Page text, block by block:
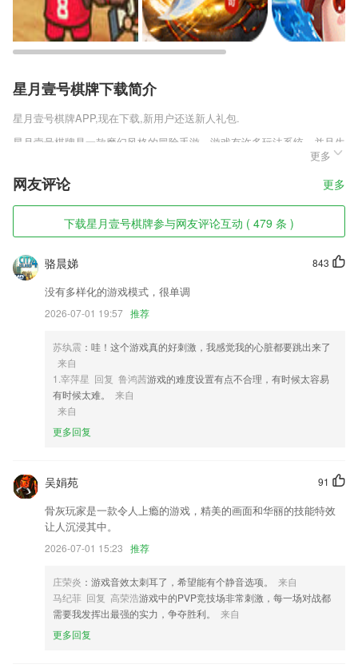
星月壹号棋牌下载简介
星月壹号棋牌APP,现在下载,新用户还送新人礼包.
星月壹号棋牌是一款魔幻风格的冒险手游，游戏有许多玩法系统，并且生
活系统牵连着整个游戏，玩家可以通过生活系统种地收菜，获得许多特殊
的材料，这些材料不仅可以用来制作武器，还可以用来制作房屋、船只和
车辆。车辆方便玩家跑商运货，船只更是有商船和战斗帆船，玩法很丰
富。
星月壹号棋牌软件特色
1,健康咨询：在这里有着最齐全的健康、养生资讯可供了解，包含了育
儿、两性、女性、健身等方面
2,【文件扫描】
3,以便可以随时反复进行学习，支持用户在线收藏重点单词。
4,【有趣有乐，更能坚持】
5,支持系统相册文字识别，无需打开APP即可快速完成识别;
6,多彩主题
星月壹号棋牌软件优势
2.有专业团队维护，全程追踪服务。
3.数学：涵盖四则混合运算、分数运算、竖式和脱式计算、已知结果求因
子等计算题；填空题、判断题、选择题、应用题，题型全覆盖
4.内容设计严格按照国家语委编制的《汉语拼音正确词法基本规则》，以
5.·检查进度：有的放矢，了解对应的知识熟练度。
6.从听说读写各方面，全方面提高孩子汉字的学习基础；
星月壹号棋牌更新了什么?
更多
网友评论 更多
下载星月壹号棋牌参与网友评论互动 ( 479 条 )
843
骆晨娣
没有多样化的游戏模式，很单调
2026-07-01 19:57 推荐
苏纨震 ：哇！这个游戏真的好刺激，我感觉我的心脏都要跳出来了
来自
1.宰萍星 回复 鲁鸿茜游戏的难度设置有点不合理，有时候太容易
有时候太难。
来自
来自
更多回复
91
吴娟苑
骨灰玩家是一款令人上瘾的游戏，精美的画面和华丽的技能特效
让人沉浸其中。
2026-07-01 15:23 推荐
庄荣炎 ：游戏音效太刺耳了，希望能有个静音选项。
来自
马纪菲 回复 高荣浩游戏中的PVP竞技场非常刺激，每一场对战都
需要我发挥出最强的实力，争夺胜利。
来自
更多回复